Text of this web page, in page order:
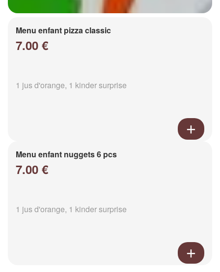
Menu enfant pizza classic
7.00 €
1 jus d'orange, 1 kinder surprise
Menu enfant nuggets 6 pcs
7.00 €
1 jus d'orange, 1 kinder surprise